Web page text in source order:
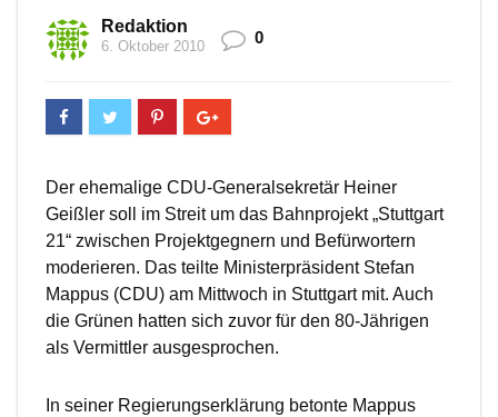
Redaktion
6. Oktober 2010 0
Der ehemalige CDU-Generalsekretär Heiner
Geißler soll im Streit um das Bahnprojekt „Stuttgart
21“ zwischen Projektgegnern und Befürwortern
moderieren. Das teilte Ministerpräsident Stefan
Mappus (CDU) am Mittwoch in Stuttgart mit. Auch
die Grünen hatten sich zuvor für den 80-Jährigen
als Vermittler ausgesprochen.
In seiner Regierungserklärung betonte Mappus